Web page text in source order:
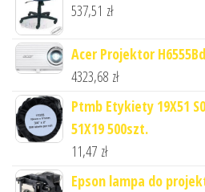
537,51 zł
Acer Projektor
4323,68 zł
Ptmb Etykiety 19X51
51X19 500szt.
11,47 zł
Epson lampa do